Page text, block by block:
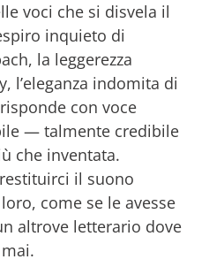
voci che si disvela il
inquieto di
la leggerezza
l’eleganza indomita di
con voce
— talmente credibile
che inventata.
il suono
come se le avesse
altrove letterario dove